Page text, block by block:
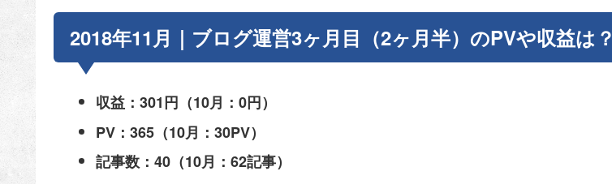
2018年11月｜ブログ運営3ヶ月目（2ヶ月半）のPVや収益は？
収益：301円（10月：0円）
PV：365（10月：30PV）
記事数：40（10月：62記事）